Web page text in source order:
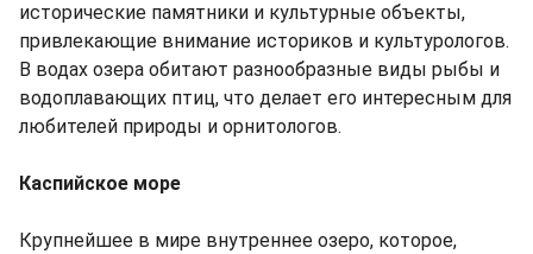
исторические памятники и культурные объекты,
привлекающие внимание историков и культурологов.
В водах озера обитают разнообразные виды рыбы и
водоплавающих птиц, что делает его интересным для
любителей природы и орнитологов.
Каспийское море
Крупнейшее в мире внутреннее озеро, которое,